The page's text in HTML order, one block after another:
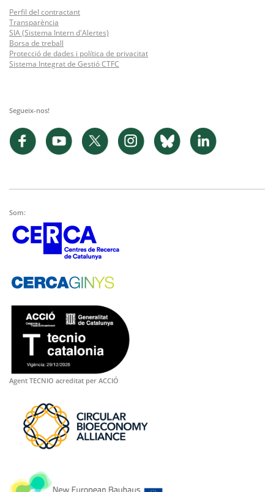
Perfil del contractant
Transparència
SIA (Sistema Intern d'Alertes)
Borsa de treball
Protecció de dades i política de privacitat
Sistema Integrat de Gestió CTFC
Segueix-nos!
Som:
Agent TECNIO acreditat per ACCIÓ